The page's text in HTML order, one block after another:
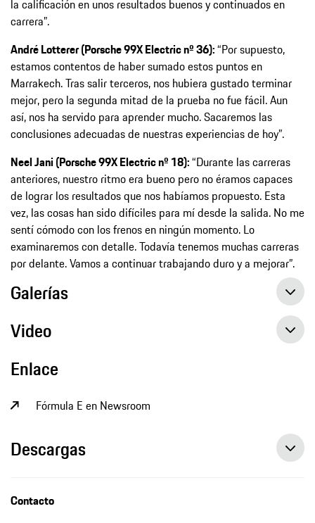
la calificación en unos resultados buenos y continuados en
carrera”.
André Lotterer (Porsche 99X Electric nº 36):“Por supuesto,
estamos contentos de haber sumado estos puntos en
Marrakech. Tras salir terceros, nos hubiera gustado terminar
mejor, pero la segunda mitad de la prueba no fue fácil. Aun
así, nos ha servido para aprender mucho. Sacaremos las
conclusiones adecuadas de nuestras experiencias de hoy”.
Neel Jani (Porsche 99X Electric nº 18):“Durante las carreras
anteriores, nuestro ritmo era bueno pero no éramos capaces
de lograr los resultados que nos habíamos propuesto. Esta
vez, las cosas han sido difíciles para mí desde la salida. No me
sentí cómodo con los frenos en ningún momento. Lo
examinaremos con detalle. Todavía tenemos muchas carreras
por delante. Vamos a continuar trabajando duro y a mejorar”.
Galerías
Video
Enlace
Fórmula E en Newsroom
Descargas
Contacto